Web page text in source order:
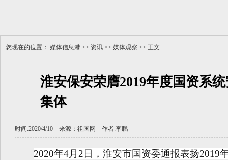
您现在的位置： 媒体信息港 >> 资讯 >> 媒体观察 >> 正文
淮安保安荣膺2019年度国资系
集体
时间:2020/4/10 来源： 祖国网 作者:李鹏
2020年4月 2 日， 淮安市国资委通报表扬2019